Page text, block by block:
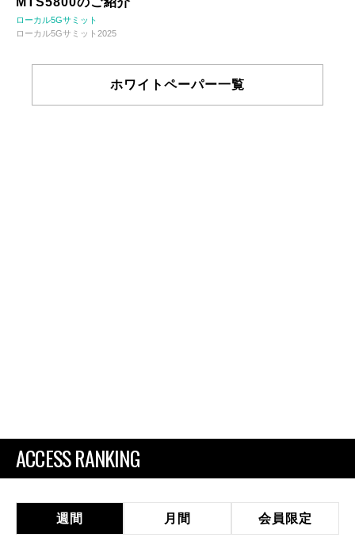
ローカル5Gサミット
ローカル5Gサミット2025
ホワイトペーパー一覧
ACCESS RANKING
週間 月間 会員限定